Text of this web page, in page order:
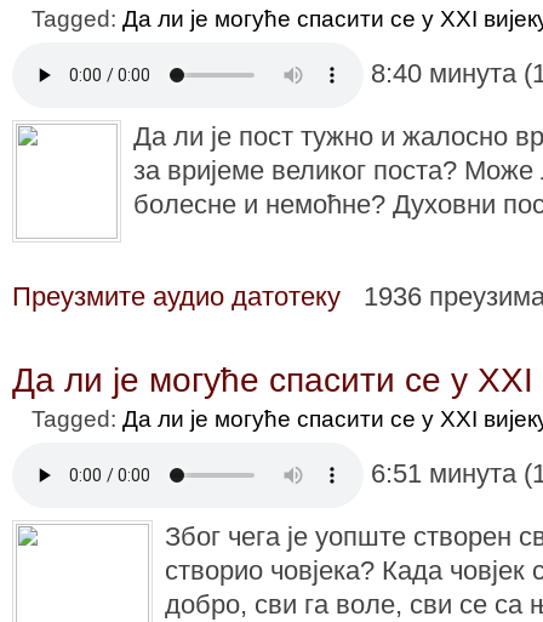
Tagged: Да ли је могуће спасити се у XXI
8:40 минута
Да ли је пост тужно и жалосно
за вријеме великог поста?
болесне и немоћне? Духовни
Преузмите аудио датотеку 1936
Да ли је могуће спасити се у XXI
Tagged: Да ли је могуће спасити се у XXI
6:51 минута
Због чега је уопште створен
створио човјека? Када човјек
добро, сви га воле, сви се